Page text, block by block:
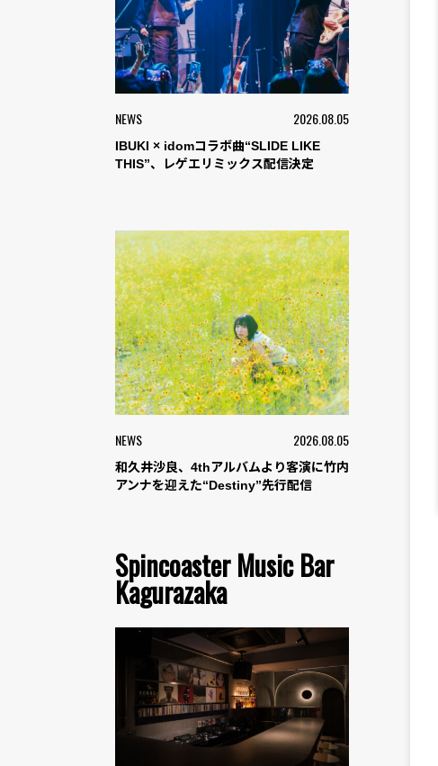
NEWS 2026.08.05
IBUKI × idomコラボ曲“SLIDE LIKE
THIS”、レゲエリミックス配信決定
NEWS 2026.08.05
和久井沙良、4thアルバムより客演に竹内
アンナを迎えた“Destiny”先行配信
Spincoaster Music Bar
Kagurazaka